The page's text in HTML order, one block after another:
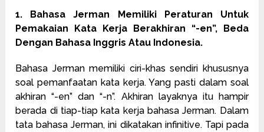
1. Bahasa Jerman Memiliki Peraturan Untuk
Pemakaian Kata Kerja Berakhiran “-en”, Beda
Dengan Bahasa Inggris Atau Indonesia.
Bahasa Jerman memiliki ciri-khas sendiri khususnya
soal pemanfaatan kata kerja. Yang pasti dalam soal
akhiran “-en” dan “-n”. Akhiran layaknya itu hampir
berada di tiap-tiap kata kerja bahasa Jerman. Dalam
tata bahasa Jerman, ini dikatakan infinitive. Tapi pada